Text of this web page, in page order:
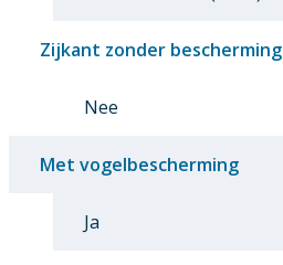
Zijkant zonder bescherming
Nee
Met vogelbescherming
Ja